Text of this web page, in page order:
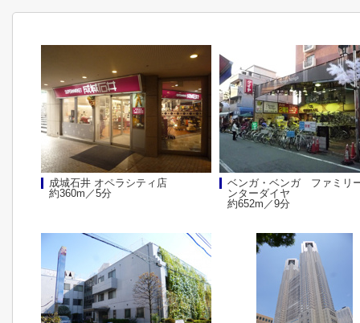
成城石井 オペラシティ店
約360m／5分
ベンガ・ベンガ ファミリ
ンターダイヤ
約652m／9分